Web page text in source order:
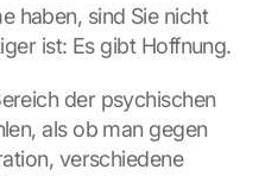
haben, sind Sie nicht
ist: Es gibt Hoffnung.
der psychischen
als ob man gegen
verschiedene